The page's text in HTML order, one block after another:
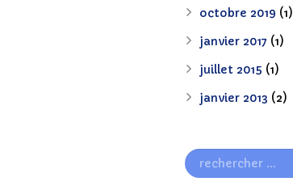
octobre 2019 (1)
janvier 2017 (1)
juillet 2015 (1)
janvier 2013 (2)